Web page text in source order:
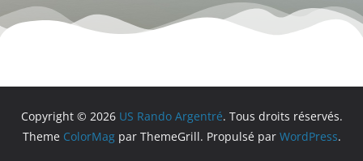
Copyright © 2026 US Rando Argentré. Tous droits réservés.
Theme ColorMagpar ThemeGrill. Propulsé par WordPress.